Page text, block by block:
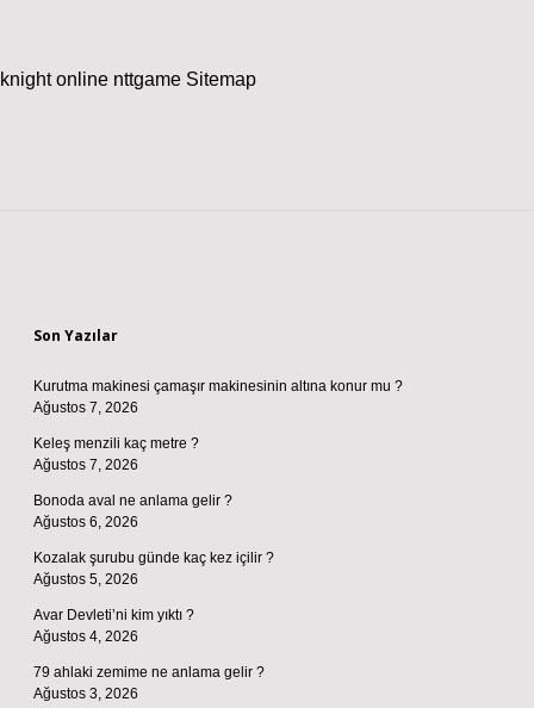
knight online nttgame Sitemap
Son Yazılar
Kurutma makinesi çamaşır makinesinin altına konur mu ?
Ağustos 7, 2026
Keleş menzili kaç metre ?
Ağustos 7, 2026
Bonoda aval ne anlama gelir ?
Ağustos 6, 2026
Kozalak şurubu günde kaç kez içilir ?
Ağustos 5, 2026
Avar Devleti’ni kim yıktı ?
Ağustos 4, 2026
79 ahlaki zemime ne anlama gelir ?
Ağustos 3, 2026